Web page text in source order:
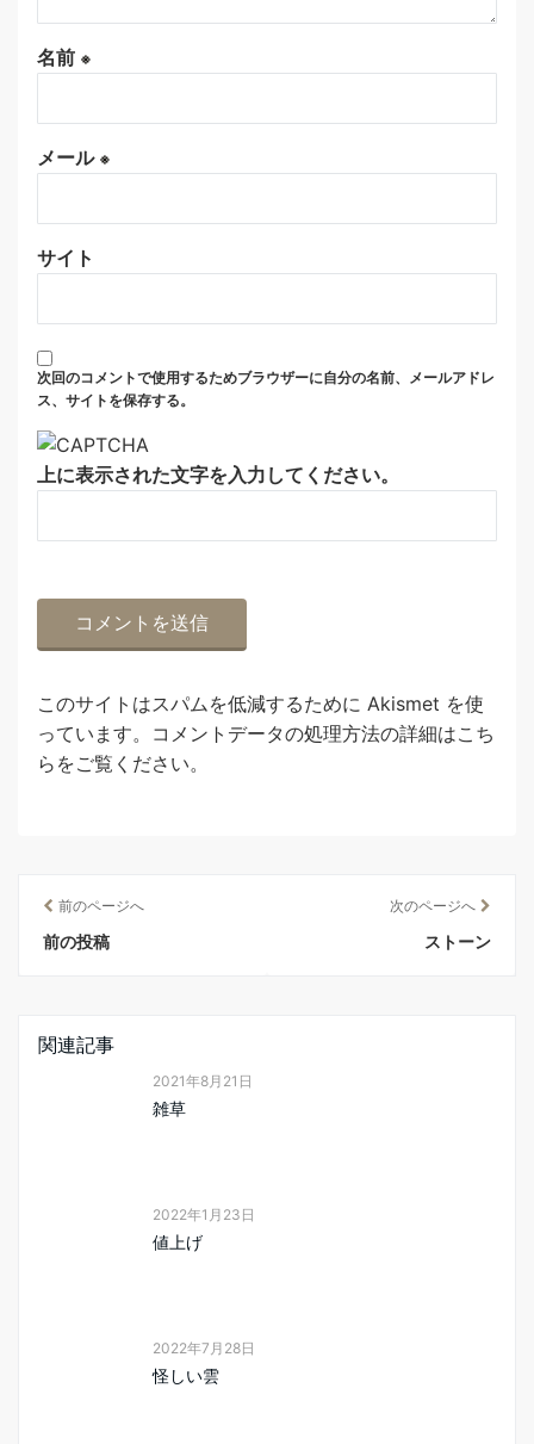
名前 ※
メール ※
サイト
次回のコメントで使用するためブラウザーに自分の名前、メールアドレ
ス、サイトを保存する。
上に表示された文字を入力してください。
このサイトはスパムを低減するために Akismet を使
っています。 コメントデータの処理方法の詳細はこち
らをご覧ください。
前のページへ
前の投稿
次のページへ
ストーン
関連記事
2021年8月21日
雑草
2022年1月23日
値上げ
2022年7月28日
怪しい雲